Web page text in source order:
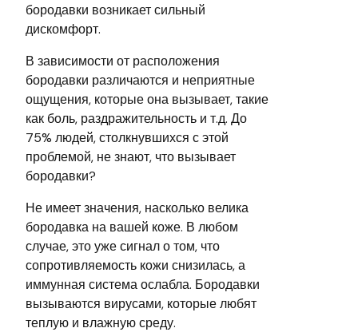
бородавки возникает сильный
дискомфорт.
В зависимости от расположения
бородавки различаются и неприятные
ощущения, которые она вызывает, такие
как боль, раздражительность и т.д. До
75% людей, столкнувшихся с этой
проблемой, не знают, что вызывает
бородавки?
Не имеет значения, насколько велика
бородавка на вашей коже. В любом
случае, это уже сигнал о том, что
сопротивляемость кожи снизилась, а
иммунная система ослабла. Бородавки
вызываются вирусами, которые любят
теплую и влажную среду.